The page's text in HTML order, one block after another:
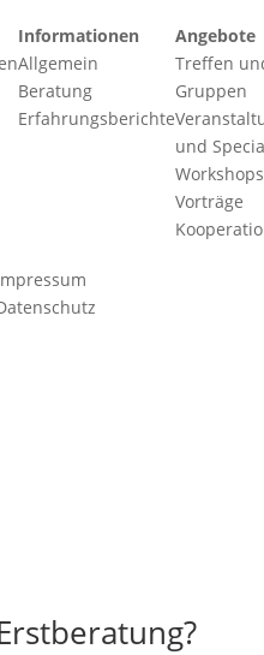
Informationen
Allgemein
Beratung
Erfahrungsberichte
Angebote
Treffen
Gruppen
und
Vorträge